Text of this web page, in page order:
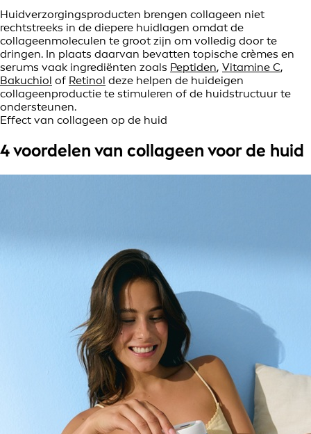
Huidverzorgingsproducten brengen collageen niet
rechtstreeks in de diepere huidlagen omdat de
collageenmoleculen te groot zijn om volledig door te
dringen. In plaats daarvan bevatten topische crèmes en
serums vaak ingrediënten zoals Peptiden, Vitamine C,
Bakuchiol of Retinol deze helpen de huideigen
collageenproductie te stimuleren of de huidstructuur te
ondersteunen.
Effect van collageen op de huid
4 voordelen van collageen voor de huid